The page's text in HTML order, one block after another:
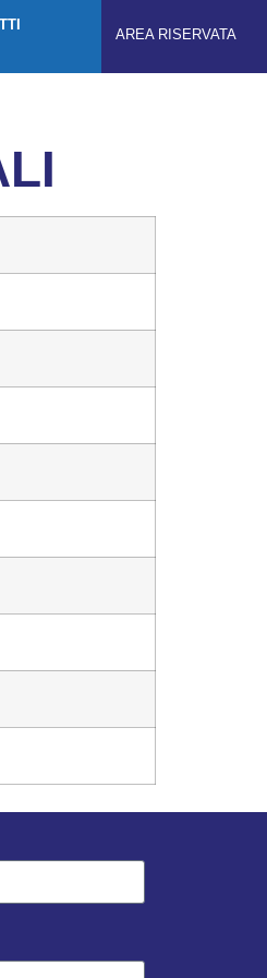
AREA RISERVATA